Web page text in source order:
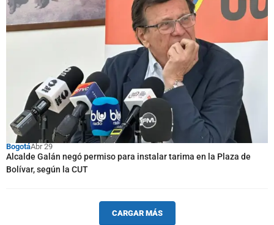
BogotáAbr 29
Alcalde Galán negó permiso para instalar tarima en la Plaza de
Bolívar, según la CUT
CARGAR MÁS